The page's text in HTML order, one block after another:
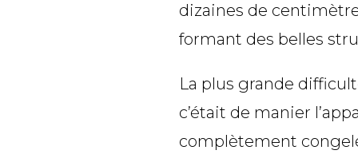
dizaines de
formant des belles
La plus grande
c’était de manier
complètement